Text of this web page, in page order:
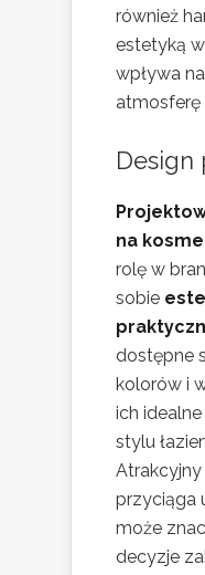
również
estetyką
wpływa
atmosferę
Design
na
rolę w
sobie
dostępne
kolorów i
ich
stylu
przyciąga
może
decyzje